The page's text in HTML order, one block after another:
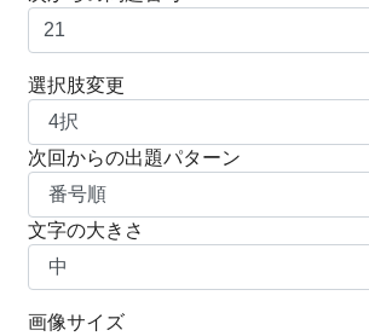
選択肢変更
次回からの出題パターン
文字の大きさ
画像サイズ